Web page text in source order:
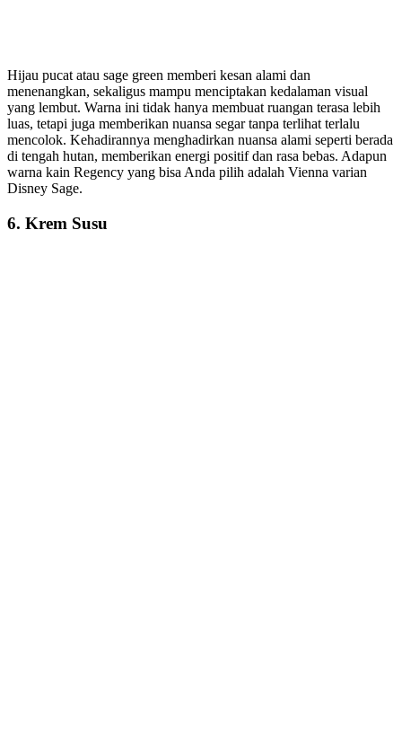
Hijau pucat atau sage green memberi kesan alami dan
menenangkan, sekaligus mampu menciptakan kedalaman visual
yang lembut. Warna ini tidak hanya membuat ruangan terasa lebih
luas, tetapi juga memberikan nuansa segar tanpa terlihat terlalu
mencolok. Kehadirannya menghadirkan nuansa alami seperti berada
di tengah hutan, memberikan energi positif dan rasa bebas. Adapun
warna kain Regency yang bisa Anda pilih adalah Vienna varian
Disney Sage.
6. Krem Susu